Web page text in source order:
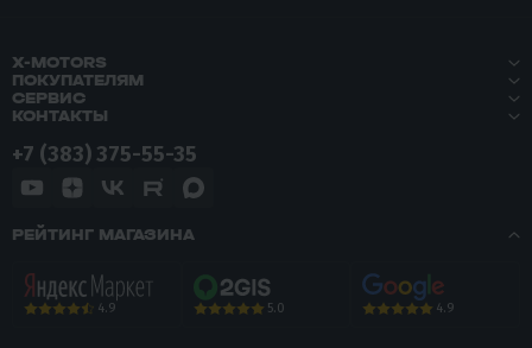
X-MOTORS
ПОКУПАТЕЛЯМ
СЕРВИС
КОНТАКТЫ
+7 (383) 375-55-35
РЕЙТИНГ МАГАЗИНА
4.9 5.0 4.9